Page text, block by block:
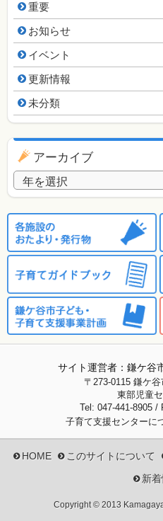
重要
お知らせ
イベント
更新情報
未分類
アーカイブ
アーカイブ
サイト運営者：鎌ケ谷
〒273-0115 鎌ケ谷
東部児童
Tel: 047-441-8905 /
子育て支援センターに
HOME このサイトについて
新
Copyright © 2013